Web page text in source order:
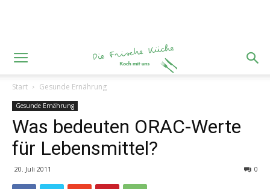
Start Gesunde Ernährung
Gesunde Ernährung
Was bedeuten ORAC-Werte
für Lebensmittel?
20. Juli 2011 0